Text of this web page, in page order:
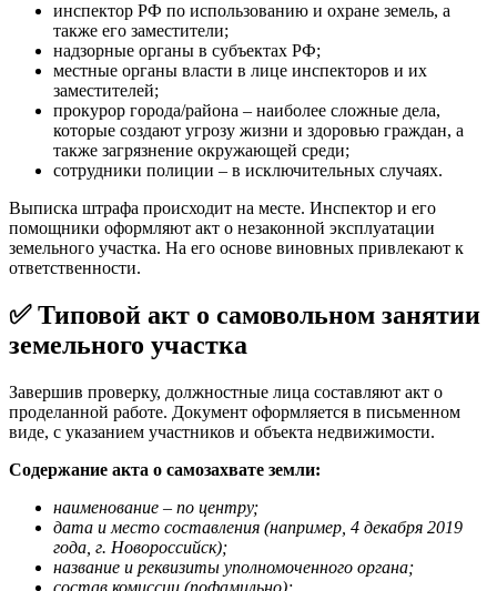
инспектор РФ по использованию и охране земель, а
также его заместители;
надзорные органы в субъектах РФ;
местные органы власти в лице инспекторов и их
заместителей;
прокурор города/района – наиболее сложные дела,
которые создают угрозу жизни и здоровью граждан, а
также загрязнение окружающей среди;
сотрудники полиции – в исключительных случаях.
Выписка штрафа происходит на месте. Инспектор и его
помощники оформляют акт о незаконной эксплуатации
земельного участка. На его основе виновных привлекают к
ответственности.
✅ Типовой акт о самовольном занятии
земельного участка
Завершив проверку, должностные лица составляют акт о
проделанной работе. Документ оформляется в письменном
виде, с указанием участников и объекта недвижимости.
Содержание акта о самозахвате земли:
наименование – по центру;
дата и место составления (например, 4 декабря 2019
года, г. Новороссийск);
название и реквизиты уполномоченного органа;
состав комиссии (пофамильно);